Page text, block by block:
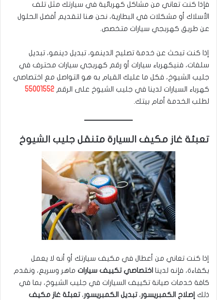
فإذا كنت تعاني من مشاكل كهربائية في سيارتك مثل تلف
الأسلاك أو مشكلات في البطارية، نحن هنا لتقديم أفضل الحلول
عن طريق كهربجي سيارات متخصص.
إذا كنت تبحث عن خدمة تصليح الدينمو، تبديل دينمو، تبديل
سلفات، فنيكهرباء سيارات أو رقم كهربجي سيارات محترف في
جليب الشيوخ، فكل ما عليك القيام به هو التواصل مع اختصاصي
كهرباء السيارات لدينا في جليب الشيوخ على الرقم 55001552
لطلب الخدمة أمام بيتك.
تعبئة غاز مكيف السيارة متنقل جليب الشيوخ
إذا كنت تعاني من أعطال في مكيف سيارتك أو أنه لا يعمل
بكفاءة، فإنه لدينا اختصاصي تكييف سيارات ماهر وسريع، ونقدم
كافة خدمات صيانة تكييف السيارات في جليب الشيوخ، بما في
ذلك إصلاح الكمبريسور،تبديل الكمبريسور،تعبئة غاز مكيف